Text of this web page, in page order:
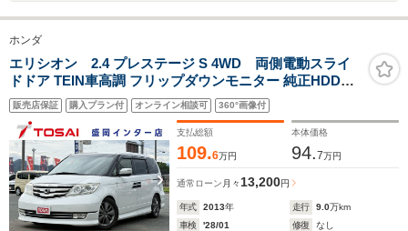
ホンダ
エリシオン 2.4 プレステージ S 4WD 両側電動スライ
ドドア TEIN車高調 フリップダウンモニター 純正HDDナ
ビ バックカメラ 黒本革シート パワーシート シートヒー
ター スマートキー HIDヘッドライト 純正17インチアルミ
ETC
販売店保証 購入プラン付 オンライン相談可 360°画像付
支払総額
109.6万円
本体価格
94.7万円
通常ローン 月々13,200円
年式 2013年 走行 9.0万km
車検
'28/01 修復
なし